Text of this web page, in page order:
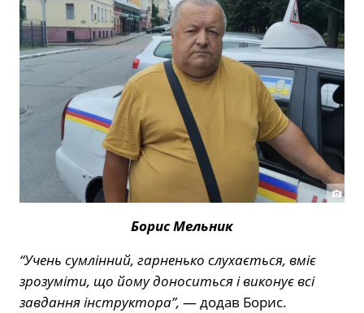
Борис Мельник
“Учень сумлінний, гарненько слухається, вміє
зрозуміти, що йому доноситься і виконує всі
завдання інструктора”, — додав Борис.